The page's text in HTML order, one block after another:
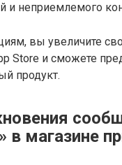
и неприемлемого
вы увеличите
Store и сможете
продукт.
в магазине